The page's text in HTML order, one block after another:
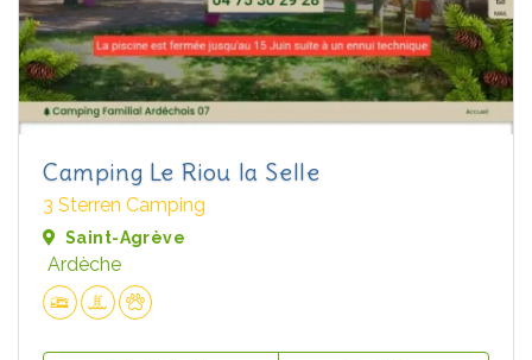
Camping Le Riou la Selle
3 Sterren Camping
Saint-Agrève
Ardèche